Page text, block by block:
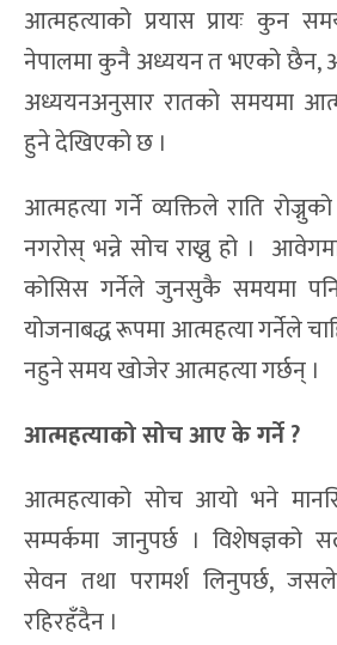
आत्महत्याको प्रयास प्रायः कुन
नेपालमा कुनै अध्ययन त भएको छैन,
अध्ययनअनुसार रातको समयमा
हुने देखिएको छ ।
आत्महत्या गर्ने व्यक्तिले राति
नगरोस् भन्ने सोच राख्नु हो ।
कोसिस गर्नेले जुनसुकै समयमा
योजनाबद्ध रूपमा आत्महत्या गर्नेले
नहुने समय खोजेर आत्महत्या गर्छन् ।
आत्महत्याको सोच आए के गर्ने ?
आत्महत्याको सोच आयो भने
सम्पर्कमा जानुपर्छ । विशेषज्ञको
सेवन तथा परामर्श लिनुपर्छ,
रहिरहँदैन ।